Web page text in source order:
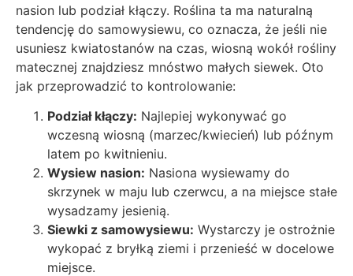
nasion lub podział kłączy. Roślina ta ma naturalną
tendencję do samowysiewu, co oznacza, że jeśli nie
usuniesz kwiatostanów na czas, wiosną wokół rośliny
matecznej znajdziesz mnóstwo małych siewek. Oto
jak przeprowadzić to kontrolowanie:
Podział kłączy: Najlepiej wykonywać go
wczesną wiosną (marzec/kwiecień) lub późnym
latem po kwitnieniu.
Wysiew nasion: Nasiona wysiewamy do
skrzynek w maju lub czerwcu, a na miejsce stałe
wysadzamy jesienią.
Siewki z samowysiewu: Wystarczy je ostrożnie
wykopać z bryłką ziemi i przenieść w docelowe
miejsce.